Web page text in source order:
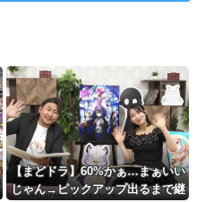
【まどドラ】60%かぁ…まぁいい
じゃん→ピックアップ出るまで継